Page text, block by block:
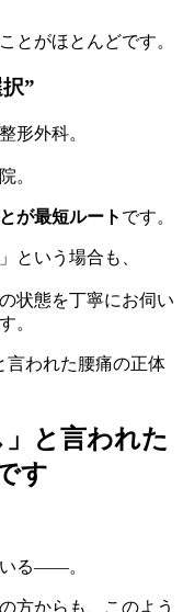
とがほとんどです。
”
形外科。
。
が最短ルート です。
という場合も、
状態を丁寧にお伺い
。
言われた腰痛の正体
と言われた
す
る――。
方からも、このよう